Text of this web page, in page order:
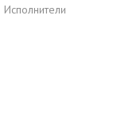
Исполнители